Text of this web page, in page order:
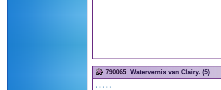
790065 Watervernis van Clairy. (5)
.....